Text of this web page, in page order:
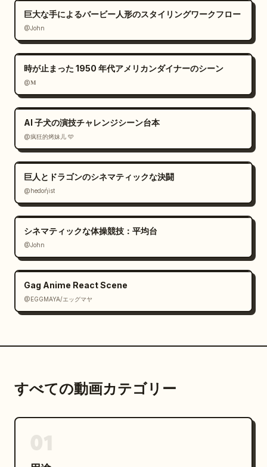
巨大な手によるバービー人形のスタイリングワークフロー
@John
時が止まった 1950 年代アメリカンダイナーのシーン
@𝐌
AI 子犬の演技チャレンジシーン台本
@疯狂的烤妹儿 🩵
巨人とドラゴンのシネマティックな決闘
@hedoήist
シネマティックな体操競技：平均台
@John
Gag Anime React Scene
@EGGMAYA/エッグマヤ
すべての動画カテゴリー